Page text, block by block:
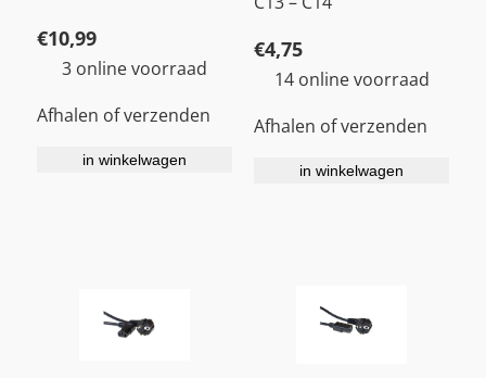
€10,99
3 online voorraad
Afhalen of verzenden
in winkelwagen
€4,75
14 online voorraad
Afhalen of verzenden
in winkelwagen